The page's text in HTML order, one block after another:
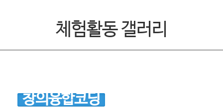
체험활동 갤러리
창의융합코딩